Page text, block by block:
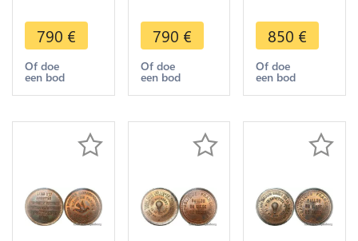
Balloon
Essai Siège
Paris
Wallace
MS65 GEM
790 €
Of doe
een bod
Essai Siège
Paris
Washington
1870 PCGS
790 €
Of doe
een bod
Balloon
Essai Siège
Paris
Guttenberg
MS65+
850 €
Of doe
een bod